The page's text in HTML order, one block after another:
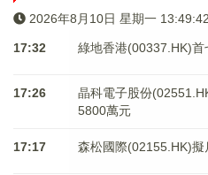
2026年8月10日 星期一 13:49:42
17:32 綠地香港(00337.HK)
17:26
晶科電子股份
5800萬元
17:17 森松國際(02155.HK)